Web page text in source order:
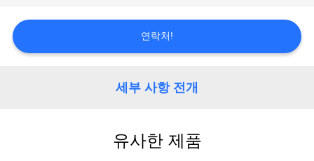
행
연락처!
세부 사항 전개
유사한 제품